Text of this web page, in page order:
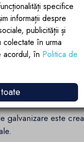
galvanizare
inovatoare
si
acoperirea sunt
este
specifice
informații despre
publicității și
în urma
acordul, în Politica de